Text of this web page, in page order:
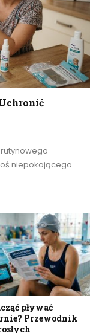
niepokojącego.
pływać
Przewodnik